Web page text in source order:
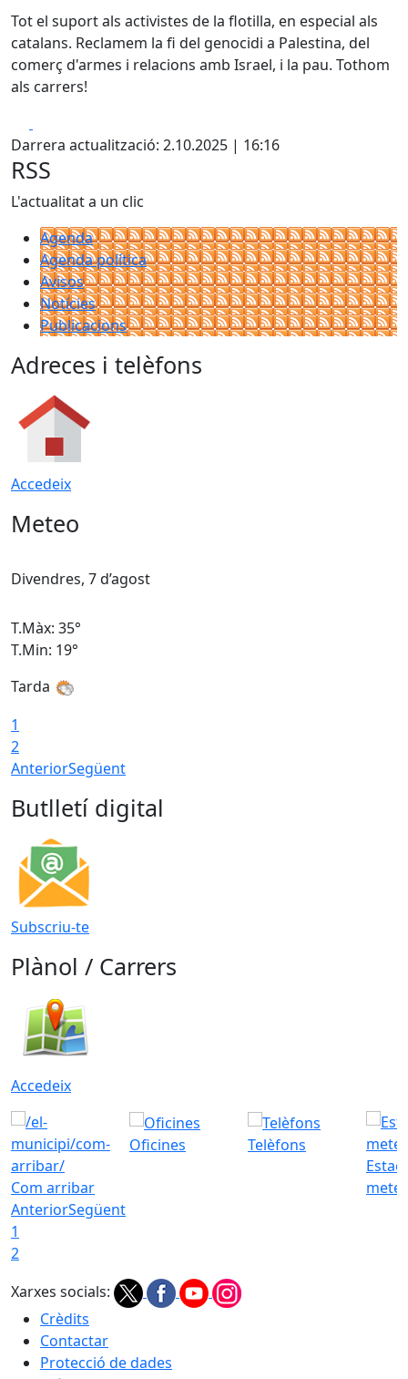
Tot el suport als activistes de la flotilla, en especial als
catalans. Reclamem la fi del genocidi a Palestina, del
comerç d'armes i relacions amb Israel, i la pau. Tothom
als carrers!
Darrera actualització: 2.10.2025 | 16:16
RSS
L'actualitat a un clic
Agenda
Agenda política
Avisos
Notícies
Publicacions
Adreces i telèfons
Accedeix
Meteo
Divendres, 7 d’agost
T.Màx: 35°
T.Min: 19°
Tarda
1
2
AnteriorSegüent
Butlletí digital
Subscriu-te
Plànol / Carrers
Accedeix
Com arribar
Oficines
Telèfons
AnteriorSegüent
1
2
Xarxes socials:
Crèdits
Contactar
Protecció de dades